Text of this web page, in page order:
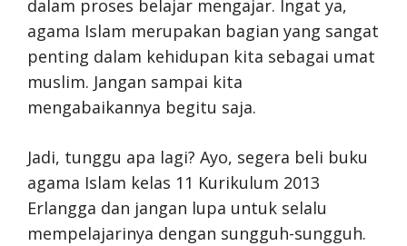
dalam proses belajar mengajar. Ingat ya,
agama Islam merupakan bagian yang sangat
penting dalam kehidupan kita sebagai umat
muslim. Jangan sampai kita
mengabaikannya begitu saja.
Jadi, tunggu apa lagi? Ayo, segera beli buku
agama Islam kelas 11 Kurikulum 2013
Erlangga dan jangan lupa untuk selalu
mempelajarinya dengan sungguh-sungguh.